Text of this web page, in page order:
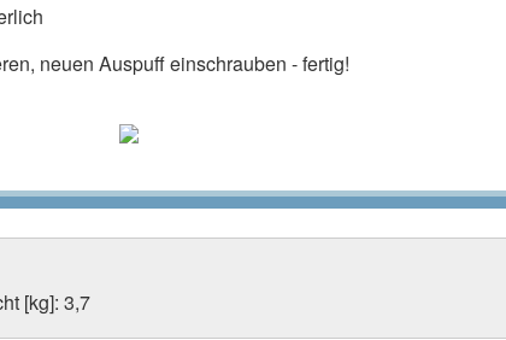
neuen Auspuff einschrauben - fertig!
[kg]: 3,7